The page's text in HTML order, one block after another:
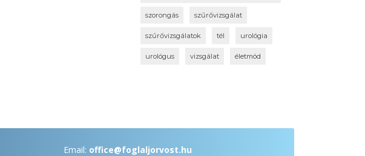
szorongás szűrővizsgálat
szűrővizsgálatok tél urológia
urológus vizsgálat életmód
Email: office@foglaljorvost.hu